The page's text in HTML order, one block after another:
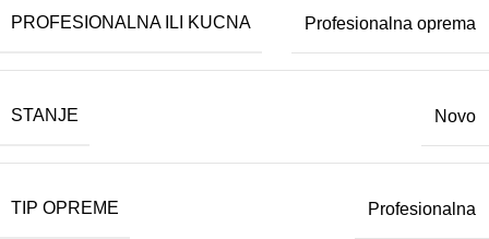
PROFESIONALNA ILI KUCNA Profesionalna oprema
STANJE Novo
TIP OPREME Profesionalna